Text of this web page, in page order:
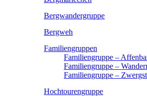
Bergwandergruppe
Bergweh
Familiengruppen
Familiengruppe –
Familiengruppe –
Familiengruppe –
Hochtourengruppe